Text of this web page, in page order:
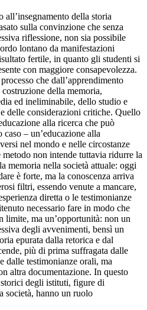
all’insegnamento della storia
sulla convinzione che senza
riflessione, non sia possibile
lontano da manifestazioni
fertile, in quanto gli studenti si
con maggiore consapevolezza.
che dall’apprendimento
della memoria,
ed ineliminabile, dello studio e
delle considerazioni critiche. Quello
alla ricerca che può
caso – un’educazione alla
nel mondo e nelle circostanze
non intende tuttavia ridurre la
memoria nella società attuale: oggi
è forte, ma la conoscenza arriva
filtri, essendo venute a mancare,
diretta o le testimonianze
necessario fare in modo che
limite, ma un’opportunità: non un
degli avvenimenti, bensì un
epurata dalla retorica e dal
più di prima suffragata dalle
dalle testimonianze orali, ma
altra documentazione. In questo
degli istituti, figure di
società, hanno un ruolo